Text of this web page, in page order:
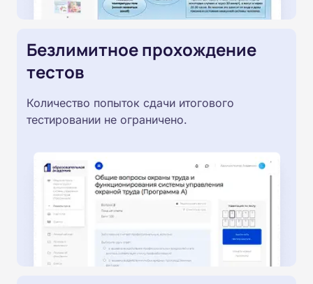
Безлимитное прохождение
тестов
Количество попыток сдачи итогового
тестировании не ограничено.